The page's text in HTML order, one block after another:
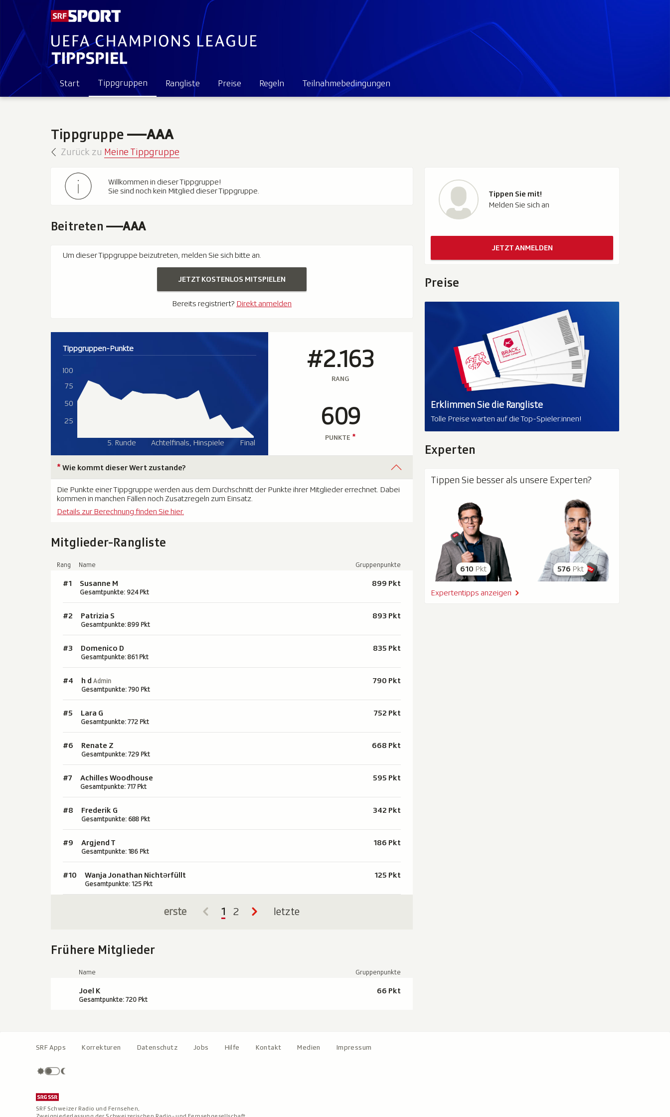
Start Tippgruppen Rangliste Preise Regeln Teilnahmebedingungen
Tippgruppe—-AAA
Zurück zu Meine Tippgruppe
Willkommen in dieser Tippgruppe!
Sie sind noch kein Mitglied dieser Tippgruppe.
Beitreten —-AAA
Um dieser Tippgruppe beizutreten, melden Sie sich bitte an.
JETZT KOSTENLOS MITSPIELEN
Bereits registriert? Direkt anmelden
Tippgruppen-Punkte
5. Runde Achtelfinals, Hinspiele Final
25
50
75
100 #2.163
RANG
609
PUNKTE *
* Wie kommt dieser Wert zustande?
Die Punkte einer Tippgruppe werden aus dem Durchschnitt der Punkte ihrer Mitglieder errechnet. Dabei
kommen in manchen Fällen noch Zusatzregeln zum Einsatz.
Details zur Berechnung finden Sie hier.
Mitglieder-Rangliste
Rang Name Gruppenpunkte
#1
Gesamtpunkte: 924 Pkt
Susanne M 899 Pkt
#2
Gesamtpunkte: 899 Pkt
Patrizia S 893 Pkt
#3
Gesamtpunkte: 861 Pkt
Domenico D 835 Pkt
#4
Gesamtpunkte: 790 Pkt
h d Admin 790 Pkt
#5
Gesamtpunkte: 772 Pkt
Lara G 752 Pkt
#6
Gesamtpunkte: 729 Pkt
Renate Z 668 Pkt
#7
Gesamtpunkte: 717 Pkt
Achilles Woodhouse 595 Pkt
#8
Gesamtpunkte: 688 Pkt
Frederik G 342 Pkt
#9
Gesamtpunkte: 186 Pkt
Argjend T 186 Pkt
#10
Gesamtpunkte: 125 Pkt
Wanja Jonathan Nichtərfüllt 125 Pkt
erste 1 2 letzte
Frühere Mitglieder
Name Gruppenpunkte
Gesamtpunkte: 720 Pkt
Joel K 66 Pkt
Tippen Sie mit!
Melden Sie sich an
JETZT ANMELDEN
Preise
Erklimmen Sie die Rangliste
Tolle Preise warten auf die Top-Spieler:innen!
Experten
610 Pkt 576 Pkt
Tippen Sie besser als unsere Experten?
Expertentipps anzeigen
SRF Apps Korrekturen Datenschutz Jobs Hilfe Kontakt Medien Impressum
SRF Schweizer Radio und Fernsehen,